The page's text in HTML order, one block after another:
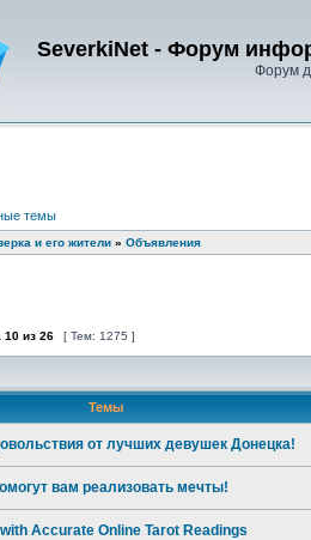
SeverkiNet - Форум
Форум
темы
и его жители » Объявления
10 из 26 [ Тем: 1275 ]
Темы
от лучших девушек Донецка!
вам реализовать мечты!
Accurate Online Tarot Readings